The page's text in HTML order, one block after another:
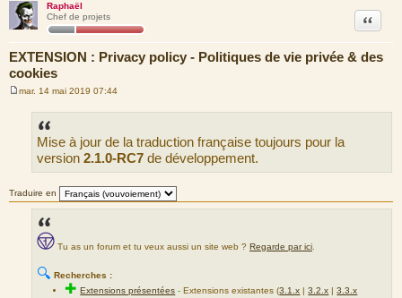
Raphaël
Chef de projets
EXTENSION : Privacy policy - Politiques de vie privée & des
cookies
Citation
mar. 14 mai 2019 07:44
Mise à jour de la traduction française toujours pour la
version 2.1.0-RC7 de développement.
Traduire en
Tu as un forum et tu veux aussi un site web ? Regarde par ici
🔍 Recherches :
✚Extensions présentées -Extensions existantes (3.1.x |3.2.x |3.3.x